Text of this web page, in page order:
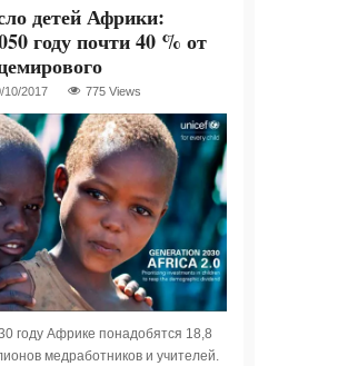
детей Африки:
году почти 40 % от
775 Views
году Африке понадобятся 18,8
медработников и учителей.